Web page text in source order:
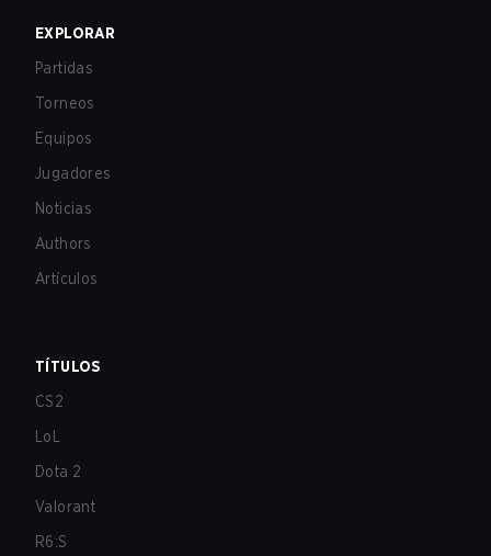
EXPLORAR
Partidas
Torneos
Equipos
Jugadores
Noticias
Authors
Artículos
TÍTULOS
CS2
LoL
Dota 2
Valorant
R6:S